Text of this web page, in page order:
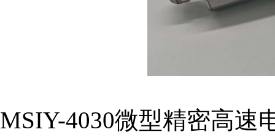
MSIY-4030微型精密高速